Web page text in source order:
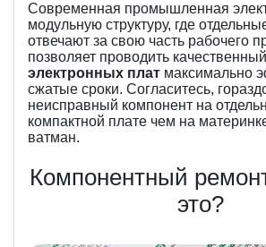
Современная промышленная
модульную структуру, где
отвечают за свою часть рабочего
позволяет проводить качественный
электронных плат максимально
сжатые сроки. Согласитесь,
неисправный компонент на
компактной плате чем на
ватман.
Компонентный
это?